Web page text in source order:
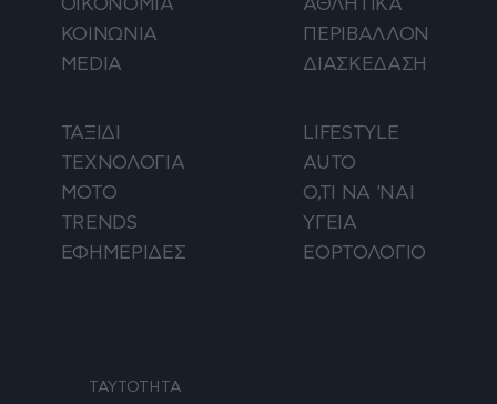
ΟΙΚΟΝΟΜΙΑ
ΑΘΛΗΤΙΚΑ
ΚΟΙΝΩΝΙΑ
ΠΕΡΙΒΑΛΛΟΝ
MEDIA
ΔΙΑΣΚΕΔΑΣΗ
ΤΑΞΙΔΙ
LIFESTYLE
ΤΕΧΝΟΛΟΓΙΑ
AUTO
ΜΟΤΟ
Ο,ΤΙ ΝΑ 'ΝΑΙ
TRENDS
ΥΓΕΙΑ
ΕΦΗΜΕΡΙΔΕΣ
ΕΟΡΤΟΛΟΓΙΟ
ΤΑΥΤΟΤΗΤΑ